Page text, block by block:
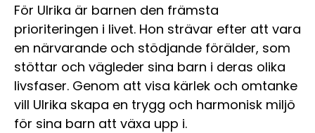
För Ulrika är barnen den främsta
prioriteringen i livet. Hon strävar efter att vara
en närvarande och stödjande förälder, som
stöttar och vägleder sina barn i deras olika
livsfaser. Genom att visa kärlek och omtanke
vill Ulrika skapa en trygg och harmonisk miljö
för sina barn att växa upp i.